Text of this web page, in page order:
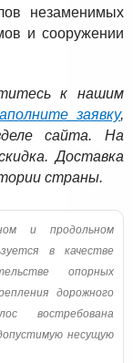
незаменимых
и сооружении
к нашим
заявку,
сайта. На
Доставка
страны.
и продольном
в качестве
опорных
дорожного
востребована
несущую